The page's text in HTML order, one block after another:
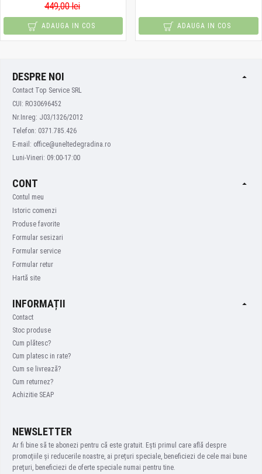
449,00 lei
ADAUGA IN COS ADAUGA IN COS
DESPRE NOI
Contact Top Service SRL
CUI: RO30696452
Nr.Inreg: J03/1326/2012
Telefon: 0371.785.426
E-mail: office@uneltedegradina.ro
Luni-Vineri: 09:00-17:00
CONT
Contul meu
Istoric comenzi
Produse favorite
Formular sesizari
Formular service
Formular retur
Hartă site
INFORMAȚII
Contact
Stoc produse
Cum plătesc?
Cum platesc in rate?
Cum se livrează?
Cum returnez?
Achizitie SEAP
NEWSLETTER
Ar fi bine să te abonezi pentru că este gratuit. Ești primul care află despre
promoțiile și reducerile noastre, ai prețuri speciale, beneficiezi de cele mai bune
prețuri, beneficiezi de oferte speciale numai pentru tine.